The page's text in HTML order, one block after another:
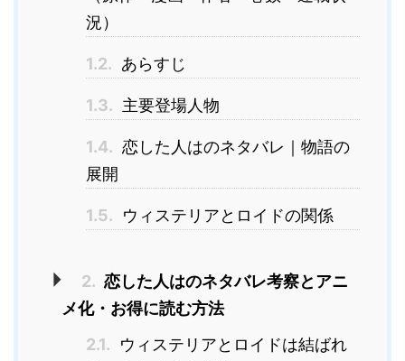
況）
1.2. あらすじ
1.3. 主要登場人物
1.4. 恋した人はのネタバレ｜物語の
展開
1.5. ウィステリアとロイドの関係
2. 恋した人はのネタバレ考察とアニ
メ化・お得に読む方法
2.1.
ウィステリアとロイドは結ばれ